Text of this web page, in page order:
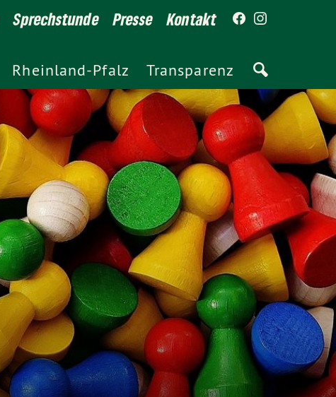
Sprechstunde Presse Kontakt
Rheinland-Pfalz Transparenz